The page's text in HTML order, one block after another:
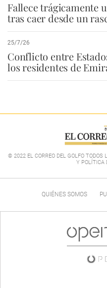
Fallece trágicamente
tras caer desde un
25/7/26
Conflicto entre
los residentes de
© 2022 EL CORREO DEL GOLFO TODOS
Y POLÍTICA
QUIÉNES SOMOS